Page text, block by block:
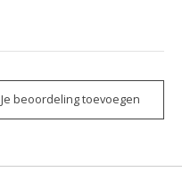
Je beoordeling toevoegen